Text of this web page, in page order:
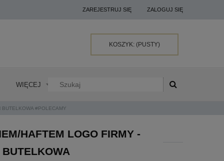
ZAREJESTRUJ SIĘ ZALOGUJ SIĘ
KOSZYK: (PUSTY)
WIĘCEJ
#POLECAMY
HAFTEM LOGO FIRMY -